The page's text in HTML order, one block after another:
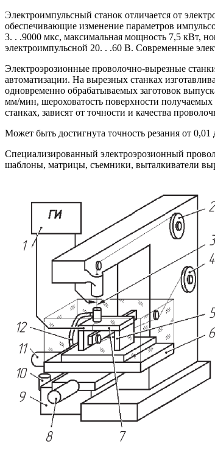
Электроимпульсный станок отличается от
обеспечивающие изменение параметров
3. . .9000 мкс, максимальная мощность 7,5 кВт,
электроимпульсной 20. . .60 В. Современные
Электроэрозионные проволочно-вырезные
автоматизации. На вырезных станках
одновременно обрабатываемых заготовок
мм/мин, шероховатость поверхности
станках, зависят от точности и качества
Может быть достигнута точность резания от
Специализированный электроэрозионный
шаблоны, матрицы, съемники, выталкиватели